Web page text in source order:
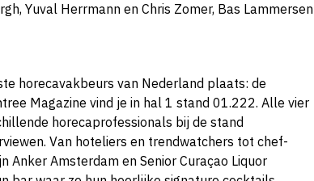
Yuval Herrmann en Chris Zomer, Bas Lammersen
horecavakbeurs van Nederland plaats: de
Magazine vind je in hal 1 stand 01.222. Alle vier
horecaprofessionals bij de stand
Van hoteliers en trendwatchers tot chef-
Anker Amsterdam en Senior Curaçao Liquor